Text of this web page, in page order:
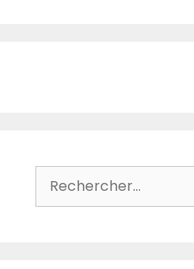
Rechercher :